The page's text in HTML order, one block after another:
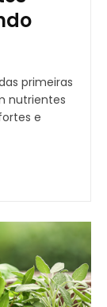
primeiras
nutrientes
e